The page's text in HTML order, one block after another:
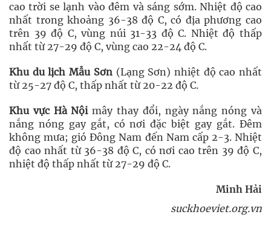
cao trời se lạnh vào đêm và sáng sớm. Nhiệt độ cao
nhất trong khoảng 36-38 độ C, có địa phương cao
trên 39 độ C, vùng núi 31-33 độ C. Nhiệt độ thấp
nhất từ 27-29 độ C, vùng cao 22-24 độ C.
Khu du lịch Mẫu Sơn(Lạng Sơn) nhiệt độ cao nhất
từ 25-27 độ C, thấp nhất từ 20-22 độ C.
Khu vực Hà Nộimây thay đổi, ngày nắng nóng và
nắng nóng gay gắt, có nơi đặc biệt gay gắt. Đêm
không mưa; gió Đông Nam đến Nam cấp 2-3. Nhiệt
độ cao nhất từ 36-38 độ C, có nơi cao trên 39 độ C,
nhiệt độ thấp nhất từ 27-29 độ C.
Minh Hải
suckhoeviet.org.vn